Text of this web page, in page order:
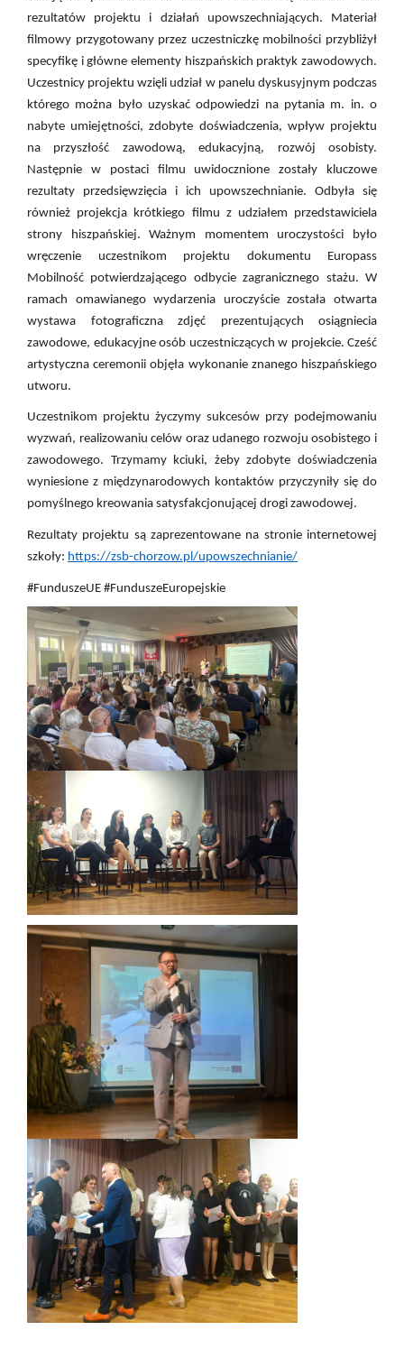
rezultatów projektu i działań upowszechniających. Materiał
filmowy przygotowany przez uczestniczkę mobilności przybliżył
specyfikę i główne elementy hiszpańskich praktyk zawodowych.
Uczestnicy projektu wzięli udział w panelu dyskusyjnym podczas
którego można było uzyskać odpowiedzi na pytania m. in. o
nabyte umiejętności, zdobyte doświadczenia, wpływ projektu
na przyszłość zawodową, edukacyjną, rozwój osobisty.
Następnie w postaci filmu uwidocznione zostały kluczowe
rezultaty przedsięwzięcia i ich upowszechnianie. Odbyła się
również projekcja krótkiego filmu z udziałem przedstawiciela
strony hiszpańskiej. Ważnym momentem uroczystości było
wręczenie uczestnikom projektu dokumentu Europass
Mobilność potwierdzającego odbycie zagranicznego stażu. W
ramach omawianego wydarzenia uroczyście została otwarta
wystawa fotograficzna zdjęć prezentujących osiągniecia
zawodowe, edukacyjne osób uczestniczących w projekcie. Cześć
artystyczna ceremonii objęła wykonanie znanego hiszpańskiego
utworu.
Uczestnikom projektu życzymy sukcesów przy podejmowaniu
wyzwań, realizowaniu celów oraz udanego rozwoju osobistego i
zawodowego. Trzymamy kciuki, żeby zdobyte doświadczenia
wyniesione z międzynarodowych kontaktów przyczyniły się do
pomyślnego kreowania satysfakcjonującej drogi zawodowej.
Rezultaty projektu są zaprezentowane na stronie internetowej
szkoły: https://zsb-chorzow.pl/upowszechnianie/
#FunduszeUE #FunduszeEuropejskie